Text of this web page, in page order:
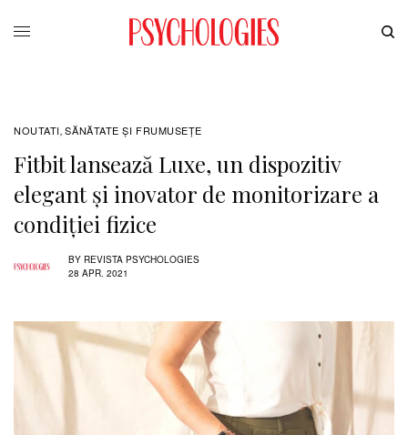
NOUTATI, SĂNĂTATE ŞI FRUMUSEȚE
Fitbit lansează Luxe, un dispozitiv
elegant şi inovator de monitorizare a
condiţiei fizice
BY REVISTA PSYCHOLOGIES
28 APR. 2021